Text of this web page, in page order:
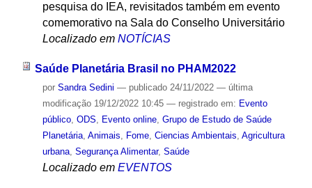
pesquisa do IEA, revisitados também em evento
comemorativo na Sala do Conselho Universitário
Localizado em NOTÍCIAS
Saúde Planetária Brasil no PHAM2022
por Sandra Sedini — publicado24/11/2022 — última
modificação19/12/2022 10:45 — registrado em: Evento
público, ODS, Evento online, Grupo de Estudo de Saúde
Planetária, Animais, Fome, Ciencias Ambientais, Agricultura
urbana, Segurança Alimentar, Saúde
Localizado em EVENTOS